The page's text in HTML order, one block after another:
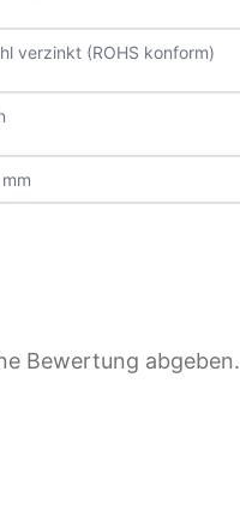
verzinkt (ROHS konform)
Bewertung abgeben.